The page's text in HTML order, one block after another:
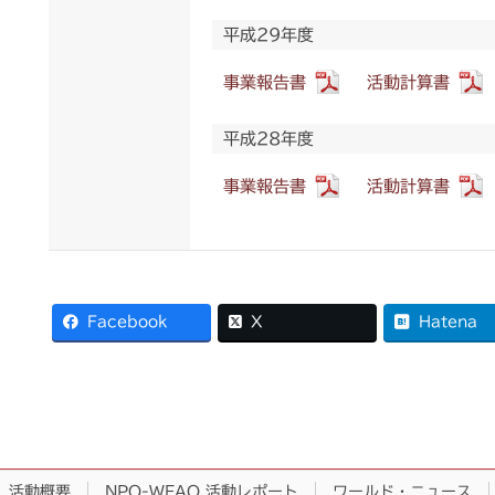
平成29年度
事業報告書 活動計算書
平成28年度
事業報告書 活動計算書
Facebook X Hatena
活動概要 NPO-WFAO 活動レポート ワールド・ニュース